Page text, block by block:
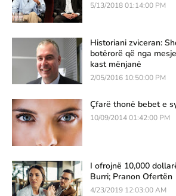
5/13/2018 01:14:00 PM
Historiani zviceran:
botërorë që nga
kast mënjanë
2/05/2016 10:50:00 PM
Çfarë thonë bebet e
10/09/2014 01:42:00 PM
I ofrojnë 10,000
Burri; Pranon Ofertën
4/23/2019 12:03:00 AM